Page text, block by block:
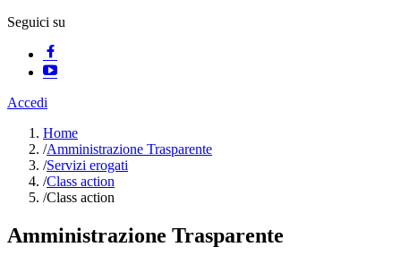
Seguici su
Accedi
Home
/Amministrazione Trasparente
/Servizi erogati
/Class action
/Class action
Amministrazione Trasparente